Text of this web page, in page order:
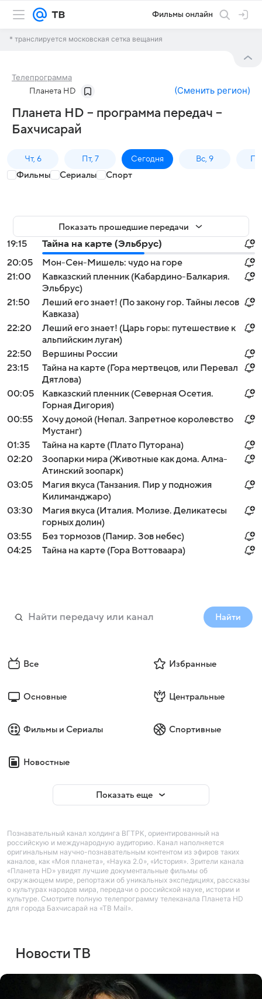
Фильмы онлайн
* транслируется московская сетка вещания
Телепрограмма
Планета HD (Сменить регион)
Планета HD – программа передач –
Бахчисарай
Чт, 6 Пт, 7 Сегодня Вс, 9
Фильмы Сериалы Спорт
Показать прошедшие передачи
19:15
Тайна на карте (Эльбрус)
20:05
Мон-Сен-Мишель: чудо на горе
21:00
Кавказский пленник (Кабардино-Балкария.
Эльбрус)
21:50
Леший его знает! (По закону гор. Тайны лесов
Кавказа)
22:20
Леший его знает! (Царь горы: путешествие к
альпийским лугам)
22:50
Вершины России
23:15
Тайна на карте (Гора мертвецов, или Перевал
Дятлова)
00:05
Кавказский пленник (Северная Осетия.
Горная Дигория)
00:55
Хочу домой (Непал. Запретное королевство
Мустанг)
01:35
Тайна на карте (Плато Путорана)
02:20
Зоопарки мира (Животные как дома. Алма-
Атинский зоопарк)
03:05
Магия вкуса (Танзания. Пир у подножия
Килиманджаро)
03:30
Магия вкуса (Италия. Молизе. Деликатесы
горных долин)
03:55
Без тормозов (Памир. Зов небес)
04:25
Тайна на карте (Гора Воттоваара)
Найти
Все Избранные
Основные Центральные
Фильмы и Сериалы Спортивные
Новостные
Показать еще
Познавательный канал холдинга ВГТРК, ориентированный на
российскую и международную аудиторию. Канал наполняется
оригинальным научно-познавательным контентом из эфиров таких
каналов, как «Моя планета», «Наука 2.0», «История». Зрители канала
«Планета HD» увидят лучшие документальные фильмы об
окружающем мире, репортажи об уникальных экспедициях, рассказы
о культурах народов мира, передачи о российской науке, истории и
культуре. Смотрите полную телепрограмму телеканала Планета HD
для города Бахчисарай на «ТВ Mail».
Новости ТВ